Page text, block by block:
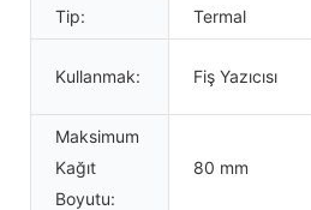
Tip: Termal
Kullanmak: Fiş Yazıcısı
Maksimum
Kağıt
Boyutu:
80 mm